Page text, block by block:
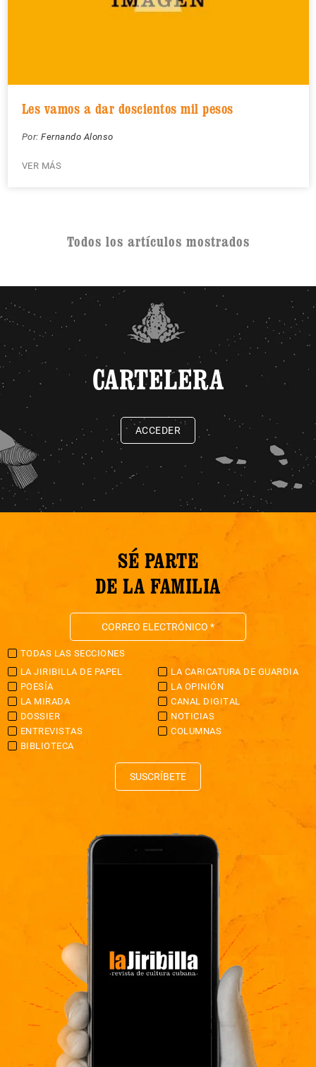
Les vamos a dar doscientos mil pesos
Por: Fernando Alonso
VER MÁS
Todos los artículos mostrados
CARTELERA
ACCEDER
SÉ PARTE
DE LA FAMILIA
TODAS LAS SECCIONES
LA JIRIBILLA DE PAPEL
LA CARICATURA DE GUARDIA
POESÍA
LA OPINIÓN
LA MIRADA
CANAL DIGITAL
DOSSIER
NOTICIAS
ENTREVISTAS
COLUMNAS
BIBLIOTECA
SUSCRÍBETE